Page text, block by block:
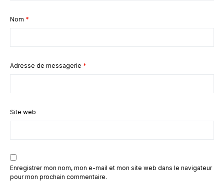
Nom *
Adresse de messagerie *
Site web
Enregistrer mon nom, mon e-mail et mon site web dans le navigateur
pour mon prochain commentaire.